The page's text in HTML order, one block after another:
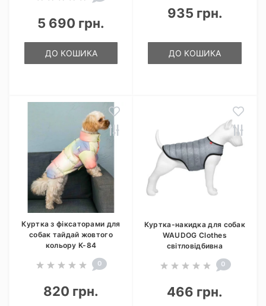
5 690 грн.
ДО КОШИКА
935 грн.
ДО КОШИКА
Куртка з фіксаторами для
собак тайдай жовтого
кольору K-84
0
820 грн.
Куртка-накидка для собак
WAUDOG Clothes
світловідбивна
0
466 грн.